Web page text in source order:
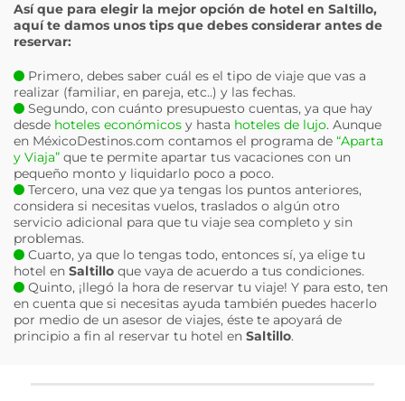
Así que para elegir la mejor opción de hotel en Saltillo,
aquí te damos unos tips que debes considerar antes de
reservar:
Primero, debes saber cuál es el tipo de viaje que vas a
realizar (familiar, en pareja, etc..) y las fechas.
Segundo, con cuánto presupuesto cuentas, ya que hay
desde hoteles económicos y hasta hoteles de lujo. Aunque
en MéxicoDestinos.com contamos el programa de “Aparta
y Viaja” que te permite apartar tus vacaciones con un
pequeño monto y liquidarlo poco a poco.
Tercero, una vez que ya tengas los puntos anteriores,
considera si necesitas vuelos, traslados o algún otro
servicio adicional para que tu viaje sea completo y sin
problemas.
Cuarto, ya que lo tengas todo, entonces sí, ya elige tu
hotel en Saltillo que vaya de acuerdo a tus condiciones.
Quinto, ¡llegó la hora de reservar tu viaje! Y para esto, ten
en cuenta que si necesitas ayuda también puedes hacerlo
por medio de un asesor de viajes, éste te apoyará de
principio a fin al reservar tu hotel en Saltillo.